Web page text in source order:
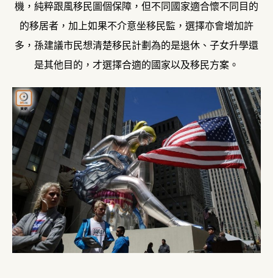
機，純粹跟風移民圖個保障，但不同國家適合懷不同目的
的移居者，加上如果不介意坐移民監，選擇亦會增加許
多，孫建議市民想清楚移民計劃為的是退休、子女升學還
是其他目的，才選擇合適的國家以及移民方案。